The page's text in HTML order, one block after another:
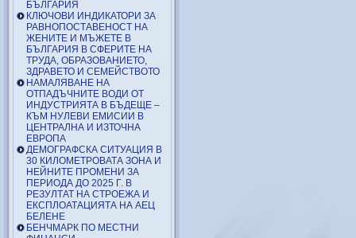
БЪЛГАРИЯ
КЛЮЧОВИ ИНДИКАТОРИ ЗА
РАВНОПОСТАВЕНОСТ НА
ЖЕНИТЕ И МЪЖЕТЕ В
БЪЛГАРИЯ В СФЕРИТЕ НА
ТРУДА, ОБРАЗОВАНИЕТО,
ЗДРАВЕТО И СЕМЕЙСТВОТО
НАМАЛЯВАНЕ НА
ОТПАДЪЧНИТЕ ВОДИ ОТ
ИНДУСТРИЯТА В БЪДЕЩЕ –
КЪМ НУЛЕВИ ЕМИСИИ В
ЦЕНТРАЛНА И ИЗТОЧНА
ЕВРОПА
ДЕМОГРАФСКА СИТУАЦИЯ В
30 КИЛОМЕТРОВАТА ЗОНА И
НЕЙНИТЕ ПРОМЕНИ ЗА
ПЕРИОДА ДО 2025 Г. В
РЕЗУЛТАТ НА СТРОЕЖА И
ЕКСПЛОАТАЦИЯТА НА АЕЦ
БЕЛЕНЕ
БЕНЧМАРК ПО МЕСТНИ